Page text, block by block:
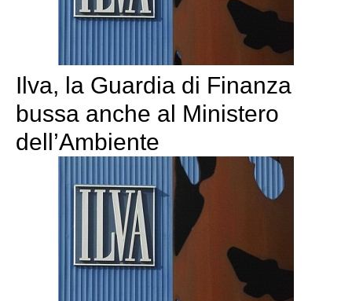
Ilva, la Guardia di Finanza
bussa anche al Ministero
dell’Ambiente